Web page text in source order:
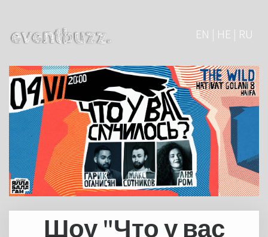
EN | HE | RU
Шоу "Что у вас